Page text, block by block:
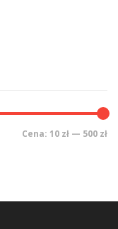
Cena: 10 zł — 500 zł